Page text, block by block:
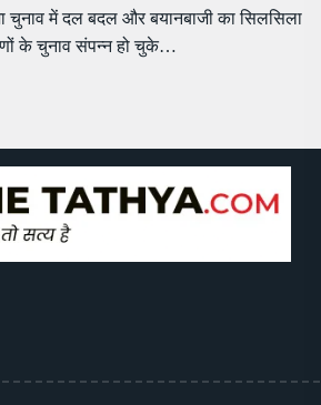
चुनाव में दल बदल और बयानबाजी का सिलसिला
के चुनाव संपन्न हो चुके…